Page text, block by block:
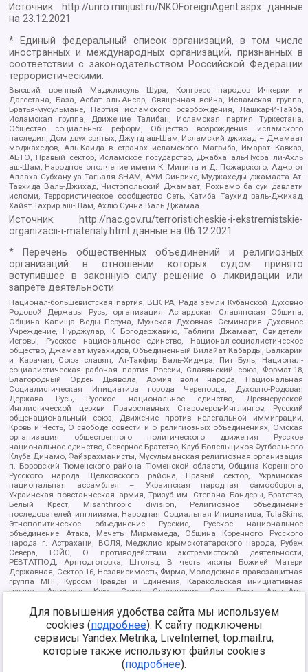
Источник: http://unro.minjust.ru/NKOForeignAgent.aspxданные
на23.12.2021
* Единый федеральный список организаций, в том числе
иностранных и международных организаций, признанных в
соответствии с законодательством Российской Федерации
террористическими:
Высший военный Маджлисуль Шура, Конгресс народов Ичкерии и
Дагестана, База, Асбат аль-Ансар, Священная война, Исламская группа,
Братья-мусульмане, Партия исламского освобождения, Лашкар-И-Тайба,
Исламская группа, Движение Талибан, Исламская партия Туркестана,
Общество социальных реформ, Общество возрождения исламского
наследия, Дом двух святых, Джунд аш-Шам, Исламский джихад – Джамаат
моджахедов, Аль-Каида в странах исламского Магриба, Имарат Кавказ,
АБТО, Правый сектор, Исламское государство, Джабха аль-Нусра ли-Ахль
аш-Шам, Народное ополчение имени К. Минина и Д. Пожарского, Аджр от
Аллаха Субхану уа Тагьаля SHAM, АУМ Синрике, Муджахеды джамаата Ат-
Тавхида Валь-Джихад, Чистопольский Джамаат, Рохнамо ба суи давлати
исломи, Террористическое сообщество Сеть, Катиба Таухид валь-Джихад,
Хайят Тахрир аш-Шам, Ахлю Сунна Валь Джамаа
Источник:
http://nac.gov.ru/terroristicheskie-i-ekstremistskie-
organizacii-i-materialy.html данные на06.12.2021
* Перечень общественных объединений и религиозных
организаций в отношении которых судом принято
вступившее в законную силу решение о ликвидации или
запрете деятельности:
Национал-большевистская партия, ВЕК РА, Рада земли Кубанской Духовно
Родовой Державы Русь, организация Асгардская Славянская Община,
Община Капища Веды Перуна, Мужская Духовная Семинария Духовное
Учреждение, Нурджулар, К Богодержавию, Таблиги Джамаат, Свидетели
Иеговы, Русское национальное единство, Национал-социалистическое
общество, Джамаат мувахидов, Объединенный Вилайат Кабарды, Балкарии
и Карачая, Союз славян, Ат-Такфир Валь-Хиджра, Пит Буль, Национал-
социалистическая рабочая партия России, Славянский союз, Формат-18,
Благородный Орден Дьявола, Армия воли народа, Национальная
Социалистическая Инициатива города Череповца, Духовно-Родовая
Держава Русь, Русское национальное единство, Древнерусской
Инглистической церкви Православных Староверов-Инглингов, Русский
общенациональный союз, Движение против нелегальной иммиграции,
Кровь и Честь, О свободе совести и о религиозных объединениях, Омская
организация общественного политического движения Русское
национальное единство, Северное Братство, Клуб Болельщиков Футбольного
Клуба Динамо, Файзрахманисты, Мусульманская религиозная организация
п. Боровский Тюменского района Тюменской области, Община Коренного
Русского народа Щелковского района, Правый сектор, Украинская
национальная ассамблея – Украинская народная самооборона,
Украинская повстанческая армия, Тризуб им. Степана Бандеры, Братство,
Белый Крест, Misanthropic division, Религиозное объединение
последователей инглиизма, Народная Социальная Инициатива, TulaSkins,
Этнополитическое объединение Русские, Русское национальное
объединение Атака, Мечеть Мирмамеда, Община Коренного Русского
народа г. Астрахани, ВОЛЯ, Меджлис крымскотатарского народа, Рубеж
Севера, ТОЙС, О противодействии экстремистской деятельности,
РЕВТАТПОД, Артподготовка, Штольц, В честь иконы Божией Матери
Державная, Сектор 16, Независимость, Фирма, Молодежная правозащитная
группа МПГ, Курсом Правды и Единения, Каракольская инициативная
группа, Автоград Крю, Союз Славянских Сил Руси, Алля-Аят,
Арестантское уголовное единство, Башкорт, Нация и свобода, W.H.С., Фалунь
Дафа, Иртыш Ultras, Русский Патриотический клуб-Новокузнецк/РПК,
Сибирский державный союз, Фонд борьбы с коррупцией, Фонд защиты прав
граждан, Штабы Навального, Совет граждан СССР Прикубанского округа г.
Краснодара
https://minjust.gov.ru/ru/documents/7822/
Для повышения удобства сайта мы используем
cookies (подробнее). К сайту подключены
сервисы Yandex.Metrika, LiveInternet, top.mail.ru,
которые также используют файлы cookies
(подробнее).